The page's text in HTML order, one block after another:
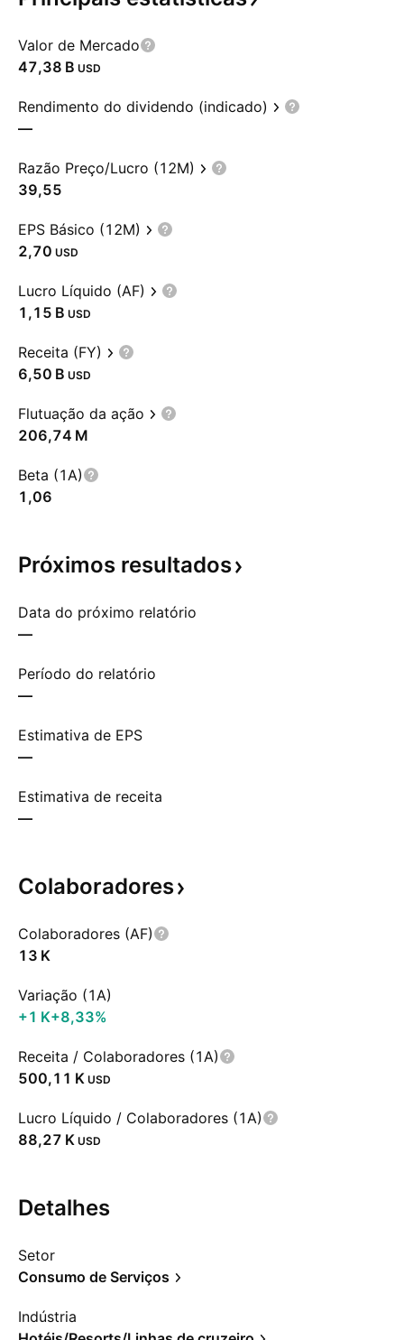
Valor de Mercado
‪47,38 B‬ USD
Rendimento do dividendo (indicado)
—
Razão Preço/Lucro (12M)
39,55
EPS Básico (12M)
2,70 USD
Lucro Líquido (AF)
‪1,15 B‬ USD
Receita (FY)
‪6,50 B‬ USD
Flutuação da ação
‪206,74 M‬
Beta (1A)
1,06
Próximos resultados
Data do próximo relatório
—
Período do relatório
—
Estimativa de EPS
—
Estimativa de receita
—
Colaboradores
Colaboradores (AF)
‪13 K‬
Variação (1A)
‪+1 K‬+8,33%
Receita / Colaboradores (1A)
‪500,11 K‬ USD
Lucro Líquido / Colaboradores (1A)
‪88,27 K‬ USD
Detalhes
Setor
Consumo de Serviços
Indústria